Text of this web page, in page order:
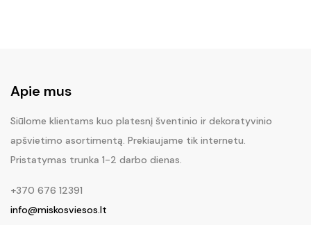
Apie mus
Siūlome klientams kuo platesnį šventinio ir dekoratyvinio
apšvietimo asortimentą. Prekiaujame tik internetu.
Pristatymas trunka 1-2 darbo dienas.
+370 676 12391
info@miskosviesos.lt